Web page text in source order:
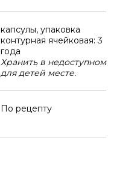
капсулы, упаковка
контурная ячейковая: 3
года
Хранить в недоступном
для детей месте.
По рецепту